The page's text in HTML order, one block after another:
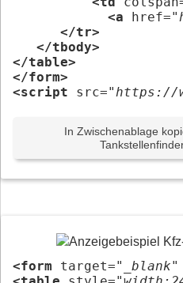
<a href=
</tr>
</tbody>
</table>
</form>
<script src="https://
In Zwischenablage
<form target="_blank"